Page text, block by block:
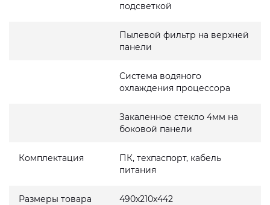
подсветкой
Пылевой фильтр на верхней
панели
Система водяного
охлаждения процессора
Закаленное стекло 4мм на
боковой панели
Комплектация
ПК, техпаспорт, кабель
питания
Размеры товара
490x210x442